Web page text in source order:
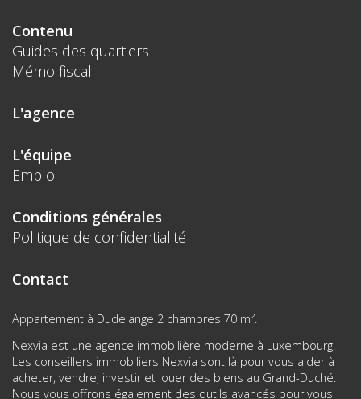
Contenu
Guides des quartiers
Mémo fiscal
L'agence
L'équipe
Emploi
Conditions générales
Politique de confidentialité
Contact
Appartement à Dudelange 2 chambres 70 m².
Nexvia est une agence immobilière moderne à Luxembourg.
Les conseillers immobiliers Nexvia sont là pour vous aider à
acheter, vendre, investir et louer des biens au Grand-Duché.
Nous vous offrons également des outils avancés pour vous